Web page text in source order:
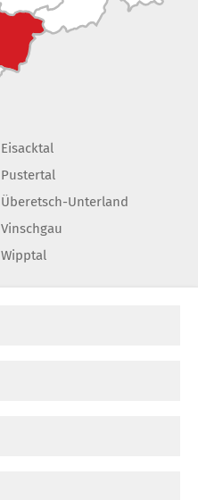
Eisacktal
Pustertal
Überetsch-Unterland
Vinschgau
Wipptal